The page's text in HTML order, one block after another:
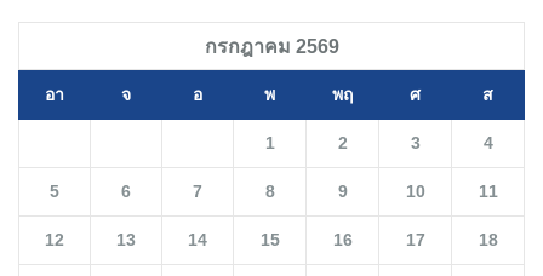
กรกฎาคม 2569
อา จ อ พ พฤ ศ ส
1 2 3 4
5 6 7 8 9 10 11
12 13 14 15 16 17 18